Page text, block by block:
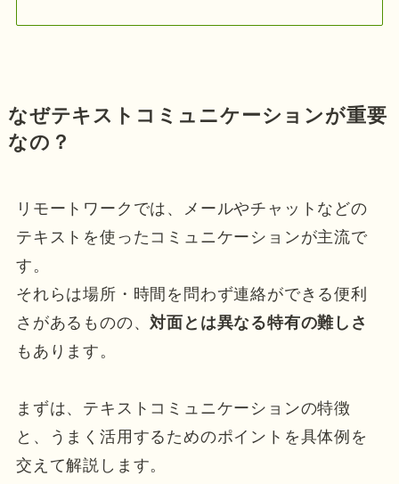
なぜテキストコミュニケーションが重要
なの？
リモートワークでは、メールやチャットなどの
テキストを使ったコミュニケーションが主流で
す。
それらは場所・時間を問わず連絡ができる便利
さがあるものの、対面とは異なる特有の難しさ
もあります。
まずは、テキストコミュニケーションの特徴
と、うまく活用するためのポイントを具体例を
交えて解説します。